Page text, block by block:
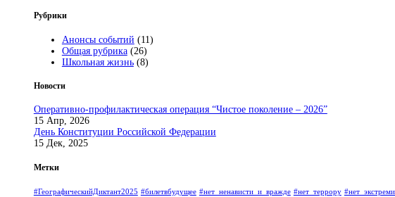
Рубрики
Анонсы событий (11)
Общая рубрика(26)
Школьная жизнь(8)
Новости
Оперативно-профилактическая операция “Чистое поколение – 2026”
15 Апр, 2026
День Конституции Российской Федерации
15 Дек, 2025
Метки
#ГеографическийДиктант2025 #билетвбудущее #нет_ненависти_и_вражде #нет_террору